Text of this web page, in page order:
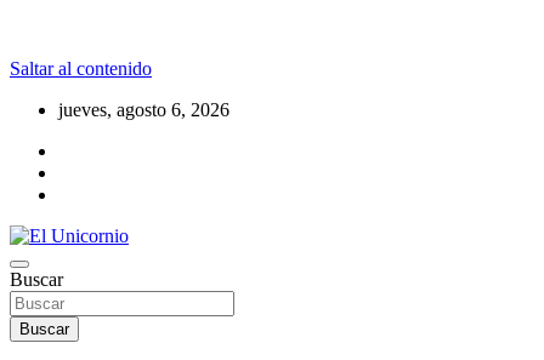
Saltar al contenido
jueves, agosto 6, 2026
El Unicornio
La realidad supera la fantasía
Buscar
Buscar